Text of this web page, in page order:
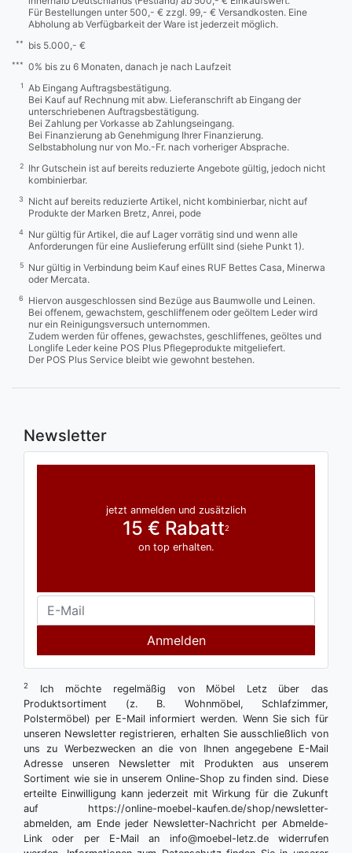
Für Bestellungen unter 500,- € zzgl. 99,- € Versandkosten. Eine
Abholung ab Verfügbarkeit der Ware ist jederzeit möglich.
** bis 5.000,- €
*** 0% bis zu 6 Monaten, danach je nach Laufzeit
1
Ab Eingang Auftragsbestätigung.
Bei Kauf auf Rechnung mit abw. Lieferanschrift ab Eingang der
unterschriebenen Auftragsbestätigung.
Bei Zahlung per Vorkasse ab Zahlungseingang.
Bei Finanzierung ab Genehmigung Ihrer Finanzierung.
Selbstabholung nur von Mo.-Fr. nach vorheriger Absprache.
2
Ihr Gutschein ist auf bereits reduzierte Angebote gültig, jedoch nicht
kombinierbar.
3
Nicht auf bereits reduzierte Artikel, nicht kombinierbar, nicht auf
Produkte der Marken Bretz, Anrei, pode
4
Nur gültig für Artikel, die auf Lager vorrätig sind und wenn alle
Anforderungen für eine Auslieferung erfüllt sind (siehe Punkt 1).
5
Nur gültig in Verbindung beim Kauf eines RUF Bettes Casa, Minerwa
oder Mercata.
6
Hiervon ausgeschlossen sind Bezüge aus Baumwolle und Leinen.
Bei offenem, gewachstem, geschliffenem oder geöltem Leder wird
nur ein Reinigungsversuch unternommen.
Zudem werden für offenes, gewachstes, geschliffenes, geöltes und
Longlife Leder keine POS Plus Pflegeprodukte mitgeliefert.
Der POS Plus Service bleibt wie gewohnt bestehen.
Newsletter
jetzt anmelden und zusätzlich
15 € Rabatt2
on top erhalten.
Anmelden
2
Ich möchte regelmäßig von Möbel Letz über das
Produktsortiment (z. B. Wohnmöbel, Schlafzimmer,
Polstermöbel) per E-Mail informiert werden. Wenn Sie sich für
unseren Newsletter registrieren, erhalten Sie ausschließlich von
uns zu Werbezwecken an die von Ihnen angegebene E-Mail
Adresse unseren Newsletter mit Produkten aus unserem
Sortiment wie sie in unserem Online-Shop zu finden sind. Diese
erteilte Einwilligung kann jederzeit mit Wirkung für die Zukunft
auf https://online-moebel-kaufen.de/shop/newsletter-
abmelden, am Ende jeder Newsletter-Nachricht per Abmelde-
Link oder per E-Mail an info@moebel-letz.de widerrufen